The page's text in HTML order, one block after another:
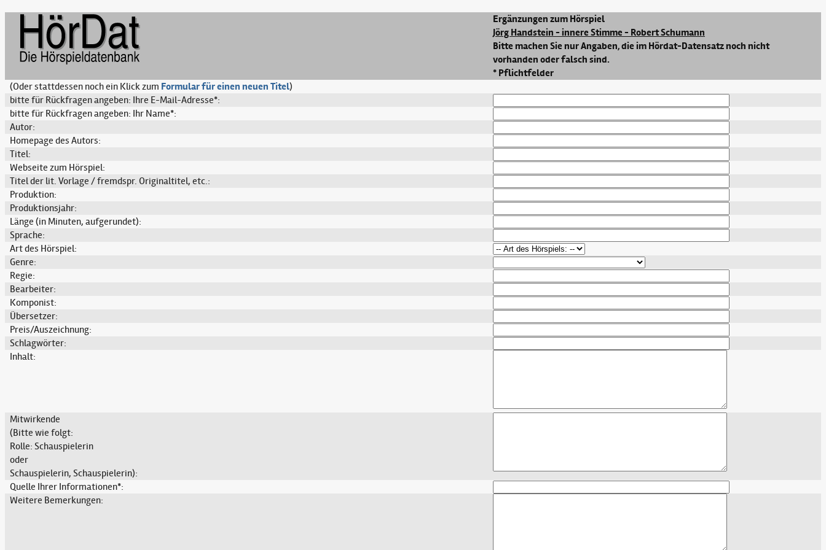
Ergänzungen zum Hörspiel
Jörg Handstein - innere Stimme - Robert Schumann
Bitte machen Sie nur Angaben, die im Hördat-Datensatz noch nicht
vorhanden oder falsch sind.
* Pflichtfelder
(Oder stattdessen noch ein Klick zum Formular für einen neuen Titel)
bitte für Rückfragen angeben: Ihre E-Mail-Adresse*:
bitte für Rückfragen angeben: Ihr Name*:
Autor:
Homepage des Autors:
Titel:
Webseite zum Hörspiel:
Titel der lit. Vorlage / fremdspr. Originaltitel, etc.:
Produktion:
Produktionsjahr:
Länge (in Minuten, aufgerundet):
Sprache:
Art des Hörspiel:
Genre:
Regie:
Bearbeiter:
Komponist:
Übersetzer:
Preis/Auszeichnung:
Schlagwörter:
Inhalt:
Mitwirkende
(Bitte wie folgt:
Rolle: Schauspielerin
oder
Schauspielerin, Schauspielerin):
Quelle Ihrer Informationen*:
Weitere Bemerkungen: